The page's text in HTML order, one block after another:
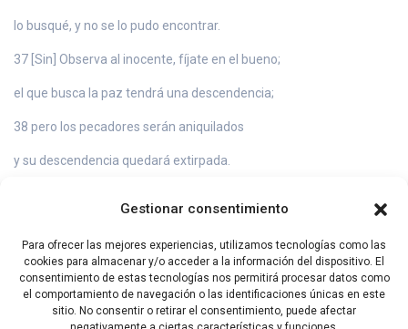
Gestionar consentimiento
Para ofrecer las mejores experiencias, utilizamos tecnologías como las
cookies para almacenar y/o acceder a la información del dispositivo. El
consentimiento de estas tecnologías nos permitirá procesar datos como
el comportamiento de navegación o las identificaciones únicas en este
sitio. No consentir o retirar el consentimiento, puede afectar
lo busqué, y no se lo pudo encontrar.
37 [Sin] Observa al inocente, fíjate en el bueno;
el que busca la paz tendrá una descendencia;
38 pero los pecadores serán aniquilados
y su descendencia quedará extirpada.
40 el Señor los ayuda y los libera,
los salva porque confiaron en él.